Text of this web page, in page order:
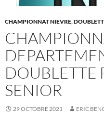
CHAMPIONNAT NIEVRE,
DOUBLETTE
SENIOR
29 OCTOBRE 2021 ERIC